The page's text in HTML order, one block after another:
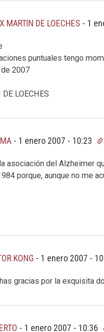
MARTIN DE LOECHES - 1
puntuales tengo
2007
LOECHES
- 1 enero 2007 - 10:23
asociación del Alzheimer
porque, aunque no me
KONG - 1 enero 2007 -
gracias por la exquisita
- 1 enero 2007 - 10:36